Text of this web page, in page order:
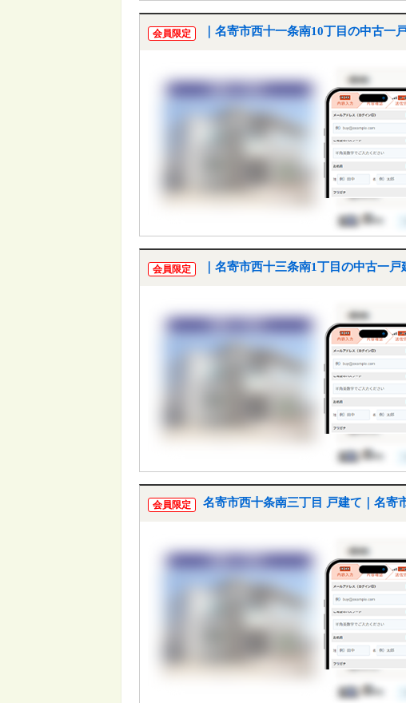
会員限定 ｜名寄市西十一条南10丁目の中古一
会員限定 ｜名寄市西十三条南1丁目の中古一戸
会員限定 名寄市西十条南三丁目 戸建て｜名寄